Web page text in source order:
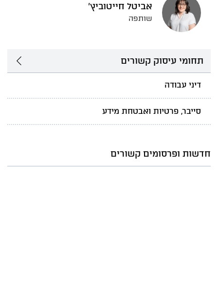
אביטל חייטוביץ'
שותפה
תחומי עיסוק קשורים
דיני עבודה
סייבר, פרטיות ואבטחת מידע
חדשות ופרסומים קשורים